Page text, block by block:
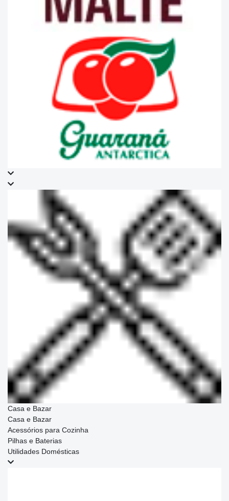
Casa e Bazar
Casa e Bazar
Acessórios para Cozinha
Pilhas e Baterias
Utilidades Domésticas